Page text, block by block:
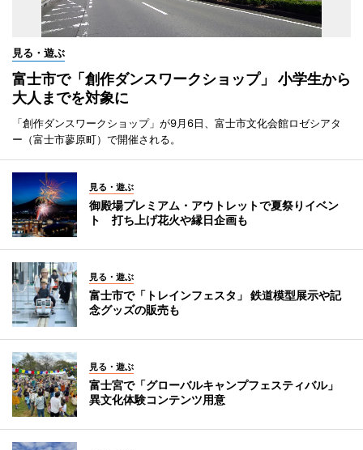
見る・遊ぶ
富士市で「創作ダンスワークショップ」 小学生から
大人までを対象に
「創作ダンスワークショップ」が9月6日、富士市文化会館ロゼシアタ
ー（富士市蓼原町）で開催される。
見る・遊ぶ
御殿場プレミアム・アウトレットで夏祭りイベン
ト 打ち上げ花火や縁日企画も
見る・遊ぶ
富士市で「トレインフェスタ」 鉄道模型展示や記
念グッズの販売も
見る・遊ぶ
富士宮で「グローバルキャンプフェスティバル」
異文化体験コンテンツ用意